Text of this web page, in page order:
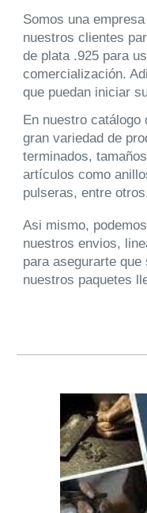
Somos una
nuestros clientes
de plata .925 para
comercialización.
que puedan iniciar
En nuestro
gran variedad de
terminados,
artículos como
pulseras, entre
Asi mismo,
nuestros envios,
para asegurarte
nuestros paquetes